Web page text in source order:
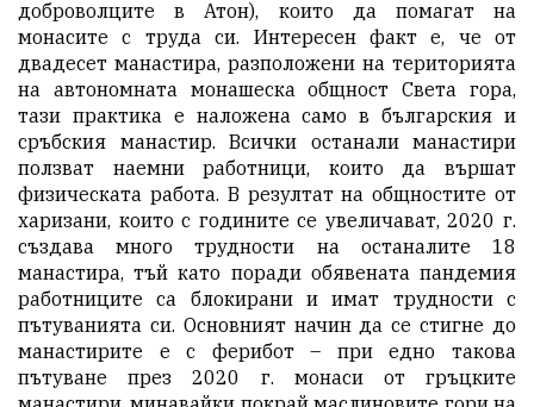
доброволците в Атон), които да помагат на
монасите с труда си. Интересен факт е, че от
двадесет манастира, разположени на територията
на автономната монашеска общност Света гора,
тази практика е наложена само в българския и
сръбския манастир. Всички останали манастири
ползват наемни работници, които да вършат
физическата работа. В резултат на общностите от
харизани, които с годините се увеличават, 2020 г.
създава много трудности на останалите 18
манастира, тъй като поради обявената пандемия
работниците са блокирани и имат трудности с
пътуванията си. Основният начин да се стигне до
манастирите е с ферибот – при едно такова
пътуване през 2020 г. монаси от гръцките